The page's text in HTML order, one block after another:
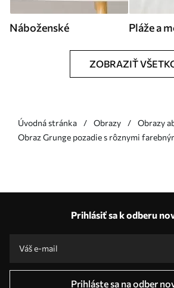
Náboženské Pláže a
ZOBRAZIŤ
Úvodná stránka Obrazy
Obrazy
Obraz Grunge pozadie s rôznymi
Prihlásiť sa k odberu
Prihláste sa na odber